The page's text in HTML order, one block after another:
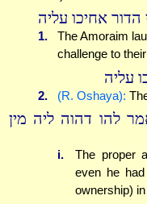
הדור אחיכו עליה
1.
The Amoraim
challenge to
עליה
2. (R. Oshaya):
להו דהוה ליה מין
i.
The proper
even he
ownership)